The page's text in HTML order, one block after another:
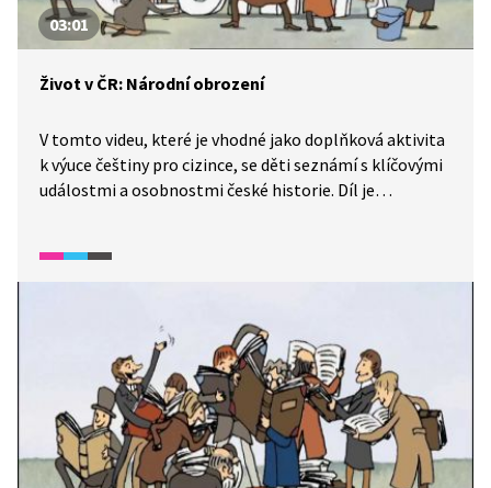
03:01
Život v ČR: Národní obrození
V tomto videu, které je vhodné jako doplňková aktivita
k výuce češtiny pro cizince, se děti seznámí s klíčovými
událostmi a osobnostmi české historie. Díl je